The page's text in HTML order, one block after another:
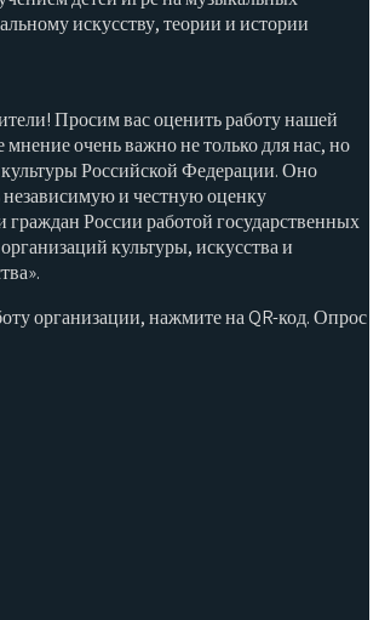
искусству, теории и истории
Просим вас оценить работу нашей
очень важно не только для нас, но
Российской Федерации. Оно
и честную оценку
граждан России работой государственных
культуры, искусства и
организации, нажмите на QR-код. Опрос